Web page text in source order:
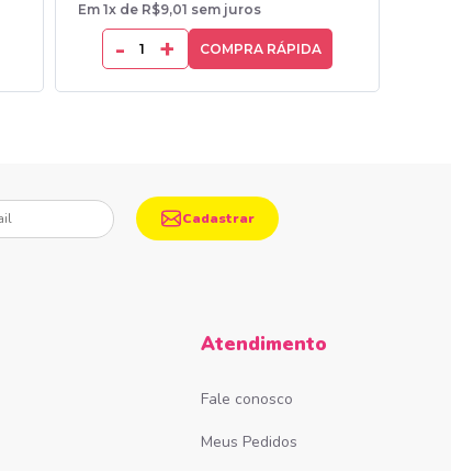
Em 1x de R$9,01 sem juros
- + COMPRA RÁPIDA
Cadastrar
Atendimento
Fale conosco
Meus Pedidos